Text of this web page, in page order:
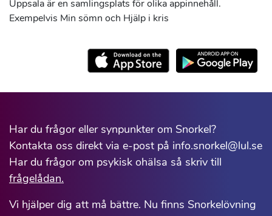
Uppsala är en samlingsplats för olika appinnehåll.
Exempelvis Min sömn och Hjälp i kris
Har du frågor eller synpunkter om Snorkel?
Kontakta oss direkt via e-post på info.snorkel@lul.se
Har du frågor om psykisk ohälsa så skriv till
frågelådan.
Vi hjälper dig att må bättre. Nu finns Snorkelövning